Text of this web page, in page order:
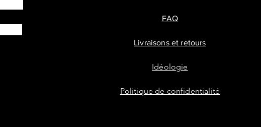
FAQ
Livraisons et retours
Idéologie
Politique de confidentialité